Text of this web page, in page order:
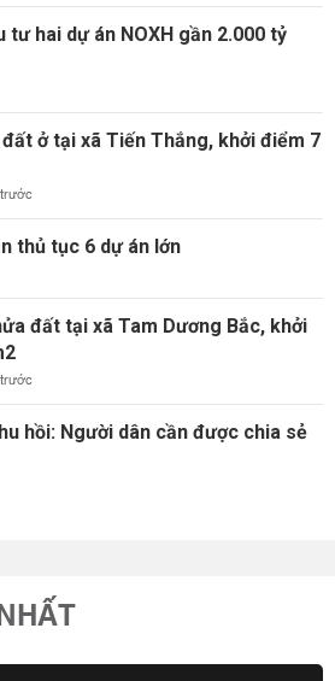
tư hai dự án NOXH gần 2.000 tỷ
ở tại xã Tiến Thắng, khởi điểm 7
thủ tục 6 dự án lớn
đất tại xã Tam Dương Bắc, khởi
hồi: Người dân cần được chia sẻ